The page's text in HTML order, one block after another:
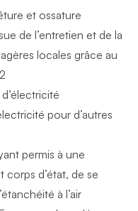
et ossature
de l’entretien et de la
locales grâce au
pour d’autres
permis à une
d’état, de se
à l’air